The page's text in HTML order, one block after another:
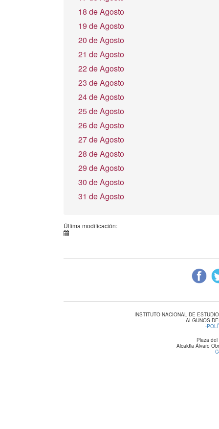
18 de Agosto
19 de Agosto
20 de Agosto
21 de Agosto
22 de Agosto
23 de Agosto
24 de Agosto
25 de Agosto
26 de Agosto
27 de Agosto
28 de Agosto
29 de Agosto
30 de Agosto
31 de Agosto
Última modificación:
INSTITUTO NACIONAL DE
ALGUNOS
-
Plaza
Alcaldia Álvaro